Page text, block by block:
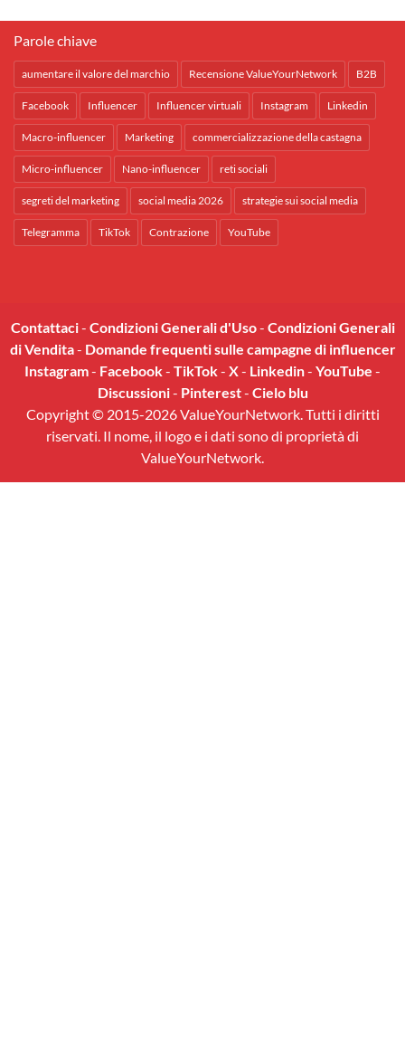
Parole chiave
aumentare il valore del marchio Recensione ValueYourNetwork B2B
Facebook Influencer Influencer virtuali Instagram Linkedin
Macro-influencer Marketing commercializzazione della castagna
Micro-influencer Nano-influencer reti sociali
segreti del marketing social media 2026 strategie sui social media
Telegramma TikTok Contrazione YouTube
Contattaci- Condizioni Generali d'Uso- Condizioni Generali
di Vendita- Domande frequenti sulle campagne di influencer
Instagram- Facebook- TikTok- X- Linkedin- YouTube -
Discussioni- Pinterest- Cielo blu
Copyright © 2015-2026 ValueYourNetwork. Tutti i diritti
riservati. Il nome, il logo e i dati sono di proprietà di
ValueYourNetwork.